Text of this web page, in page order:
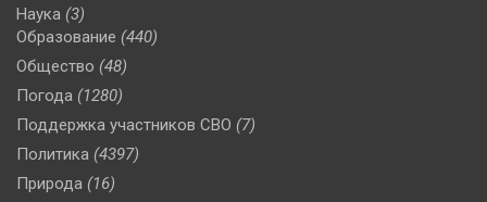
Наука (3)
Образование (440)
Общество (48)
Погода (1280)
Поддержка участников СВО (7)
Политика (4397)
Природа (16)